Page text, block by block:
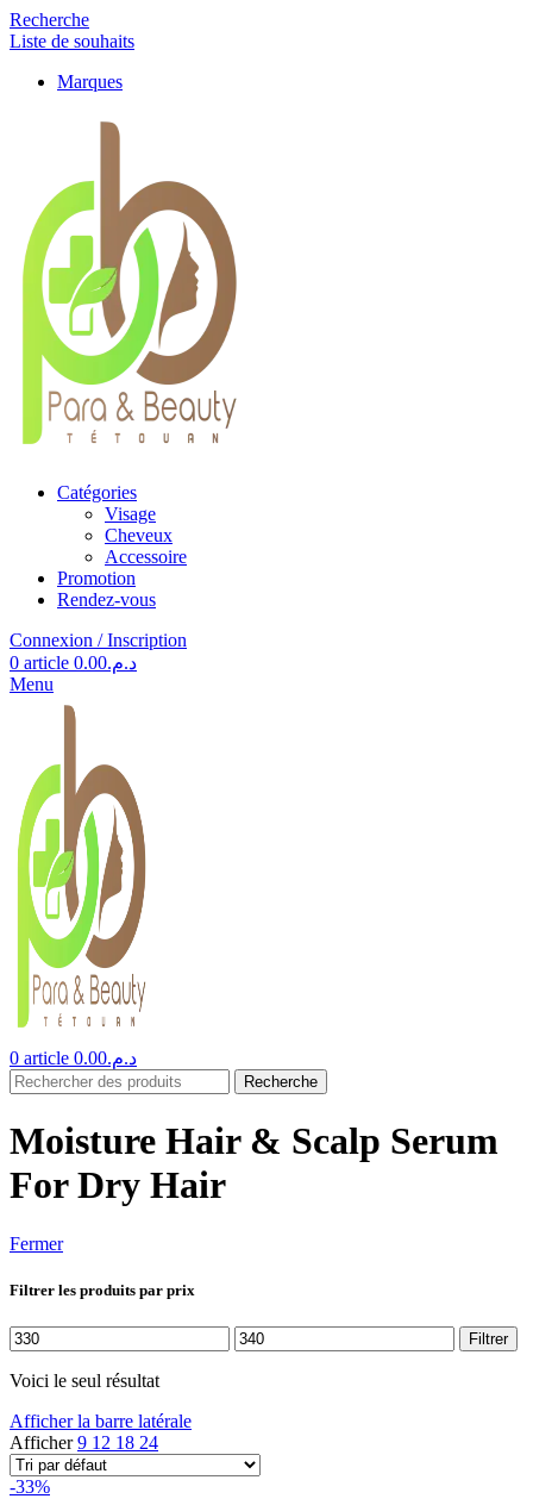
Recherche
Liste de souhaits
Marques
Catégories
Visage
Cheveux
Accessoire
Promotion
Rendez-vous
Connexion / Inscription
0 article د.م.0.00
Menu
0 article د.م.0.00
Recherche
Moisture Hair & Scalp Serum
For Dry Hair
Fermer
Filtrer les produits par prix
Prix
min
Prix
max
Filtrer
Voici le seul résultat
Afficher la barre latérale
Afficher9 12 18 24
-33%